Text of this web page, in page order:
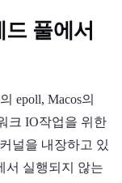
풀에서
epoll, Macos의
크 IO작업을 위한
널을 내장하고 있
서 실행되지 않는